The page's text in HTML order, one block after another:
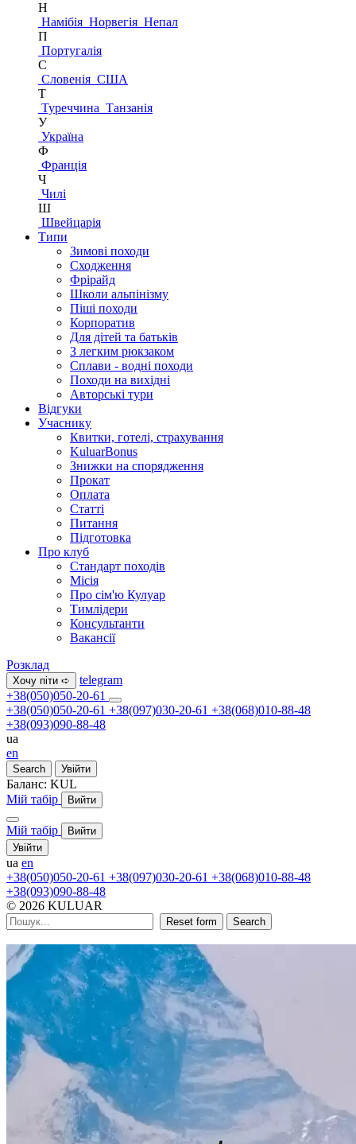
Н
Намібія Норвегія Непал
П
Португалія
С
Словенія США
Т
Туреччина Танзанія
У
Україна
Ф
Франція
Ч
Чилі
Ш
Швейцарія
Типи
Зимові походи
Сходження
Фрірайд
Школи альпінізму
Піші походи
Корпоратив
Для дітей та батьків
З легким рюкзаком
Сплави - водні походи
Походи на вихідні
Авторські тури
Відгуки
Учаснику
Квитки, готелі, страхування
KuluarBonus
Знижки на спорядження
Прокат
Оплата
Статті
Питання
Підготовка
Про клуб
Стандарт походів
Місія
Про сім'ю Кулуар
Тимлідери
Консультанти
Вакансії
Розклад
Хочу піти ➪
telegram
+38(050)050-20-61
+38(050)050-20-61 +38(097)030-20-61 +38(068)010-88-48
+38(093)090-88-48
ua
en
Search Увійти
Баланс: KUL
Мій табір
Вийти
Мій табір
Вийти
Увійти
ua en
+38(050)050-20-61 +38(097)030-20-61 +38(068)010-88-48
+38(093)090-88-48
© 2026 KULUAR
Reset form Search